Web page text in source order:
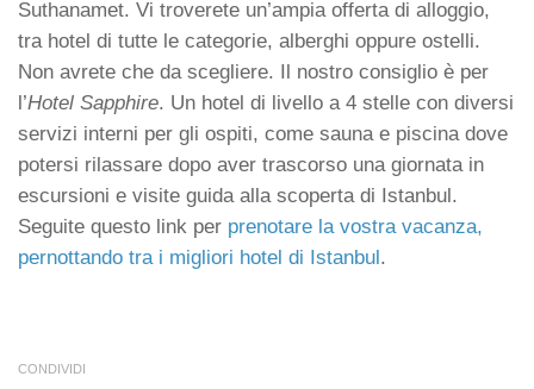
Suthanamet. Vi troverete un’ampia offerta di alloggio,
tra hotel di tutte le categorie, alberghi oppure ostelli.
Non avrete che da scegliere. Il nostro consiglio è per
l’Hotel Sapphire. Un hotel di livello a 4 stelle con diversi
servizi interni per gli ospiti, come sauna e piscina dove
potersi rilassare dopo aver trascorso una giornata in
escursioni e visite guida alla scoperta di Istanbul.
Seguite questo link per prenotare la vostra vacanza,
pernottando tra i migliori hotel di Istanbul.
CONDIVIDI